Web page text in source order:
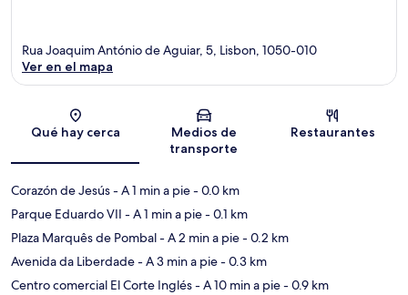
Sección del mapa
Rua Joaquim António de Aguiar, 5, Lisbon, 1050-010
Ver en el mapa
Qué hay cerca
Medios de
transporte
Restaurantes
Corazón de Jesús- A 1 min a pie- 0.0 km
Parque Eduardo VII - A 1 min a pie- 0.1 km
Plaza Marquês de Pombal- A 2 min a pie- 0.2 km
Avenida da Liberdade- A 3 min a pie- 0.3 km
Centro comercial El Corte Inglés- A 10 min a pie- 0.9 km